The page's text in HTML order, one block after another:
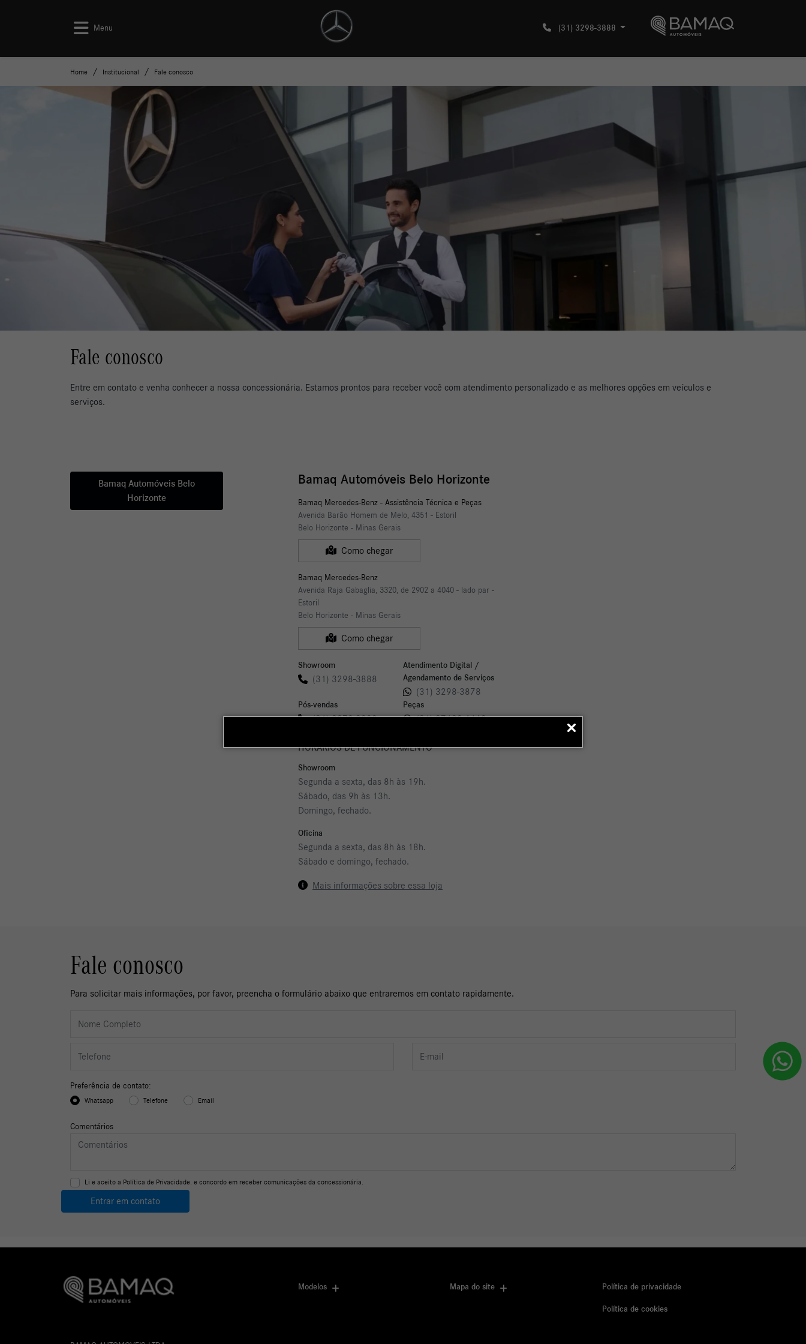
Menu (31) 3298-3888
Home Institucional Fale conosco
Fale conosco
Entre em contato e venha conhecer a nossa concessionária. Estamos prontos para receber você com atendimento personalizado e as melhores opções em veículos e
serviços.
Bamaq Automóveis Belo
Horizonte
Bamaq Automóveis Belo Horizonte
Bamaq Mercedes-Benz - Assistência Técnica e Peças
Avenida Barão Homem de Melo, 4351 - Estoril
Belo Horizonte - Minas Gerais
Como chegar
Bamaq Mercedes-Benz
Avenida Raja Gabaglia, 3320, de 2902 a 4040 - lado par -
Estoril
Belo Horizonte - Minas Gerais
Como chegar
Showroom
(31) 3298-3888
Atendimento Digital /
Agendamento de Serviços
(31) 3298-3878
Pós-vendas
(31) 3379-9000
Peças
(31) 97138-4148
HORÁRIOS DE FUNCIONAMENTO
Showroom
Segunda a sexta, das 8h às 19h.
Sábado, das 9h às 13h.
Domingo, fechado.
Oficina
Segunda a sexta, das 8h às 18h.
Sábado e domingo, fechado.
Mais informações sobre essa loja
Fale conosco
Para solicitar mais informações, por favor, preencha o formulário abaixo que entraremos em contato rapidamente.
Preferência de contato:
Whatsapp Telefone Email
Comentários
Li e aceito a Política de Privacidade. e concordo em receber comunicações da concessionária.
Entrar em contato
Modelos Mapa do site Política de privacidade
Política de cookies